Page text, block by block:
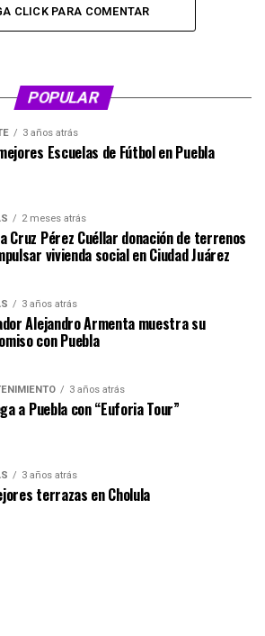
CLICK PARA COMENTAR
POPULAR
3 años atrás
Escuelas de Fútbol en Puebla
2 meses atrás
Cruz Pérez Cuéllar donación de terrenos
vivienda social en Ciudad Juárez
3 años atrás
Alejandro Armenta muestra su
con Puebla
3 años atrás
a Puebla con “Euforia Tour”
3 años atrás
terrazas en Cholula